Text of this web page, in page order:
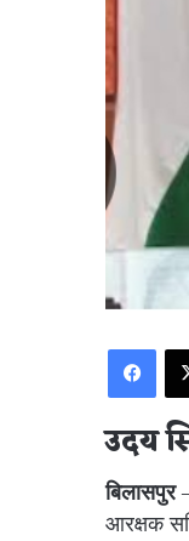
उदय
बिलासपुर
आरक्षक